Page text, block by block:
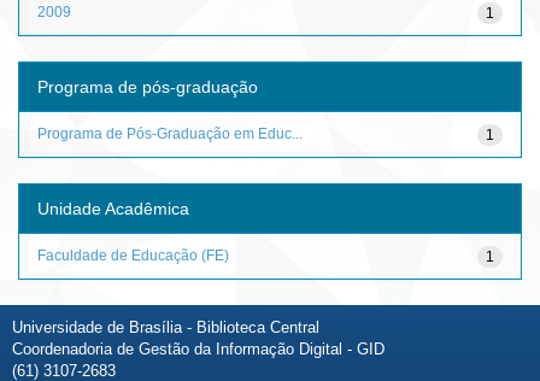
1
2009
Programa de pós-graduação
1
Programa de Pós-Graduação em Educ...
Unidade Acadêmica
1
Faculdade de Educação (FE)
Universidade de Brasília - Biblioteca Central
Coordenadoria de Gestão da Informação Digital - GID
(61) 3107-2683